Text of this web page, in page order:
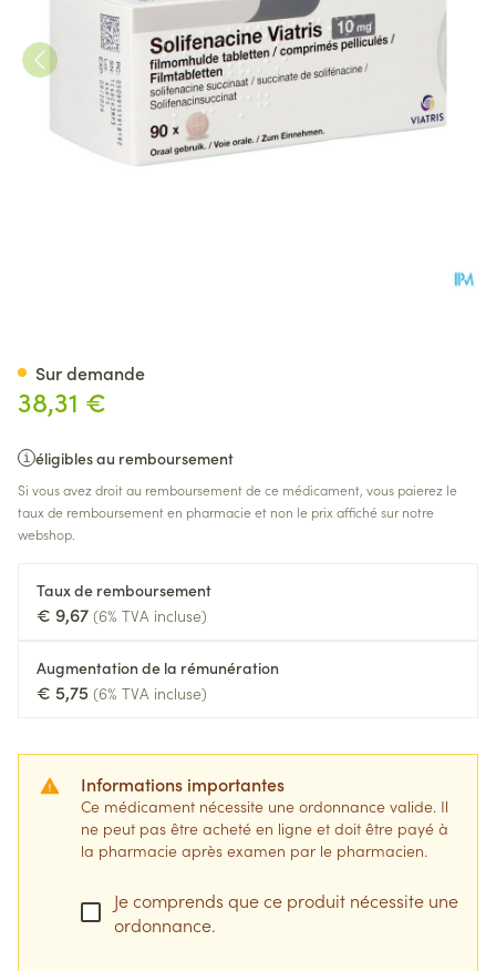
38,31 €
éligibles au remboursement
Si vous avez droit au remboursement de ce médicament, vous paierez le
taux de remboursement en pharmacie et non le prix affiché sur notre
webshop.
Taux de remboursement
€ 9,67 (6% TVA incluse)
Augmentation de la rémunération
€ 5,75 (6% TVA incluse)
Informations importantes
Ce médicament nécessite une ordonnance valide. Il
ne peut pas être acheté en ligne et doit être payé à
la pharmacie après examen par le pharmacien.
Je comprends que ce produit nécessite une
ordonnance.
Sur demande